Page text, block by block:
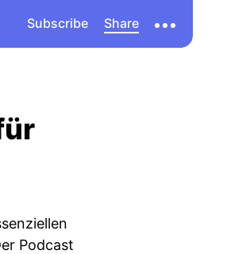
Podcast